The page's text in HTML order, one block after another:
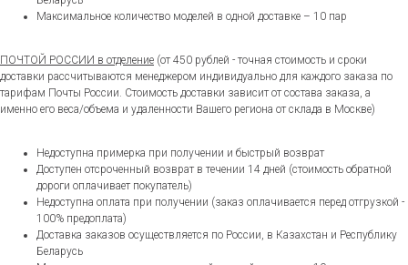
Максимальное количество моделей в одной доставке – 10 пар
ПОЧТОЙ РОССИИ в отделение (от 450 рублей - точная стоимость и сроки
доставки рассчитываются менеджером индивидуально для каждого заказа по
тарифам Почты России. Стоимость доставки зависит от состава заказа, а
именно его веса/объема и удаленности Вашего региона от склада в Москве)
Недоступна примерка при получении и быстрый возврат
Доступен отсроченный возврат в течении 14 дней (стоимость обратной
дороги оплачивает покупатель)
Недоступна оплата при получении (заказ оплачивается перед отгрузкой -
100% предоплата)
Доставка заказов осуществляется по России, в Казахстан и Республику
Беларусь